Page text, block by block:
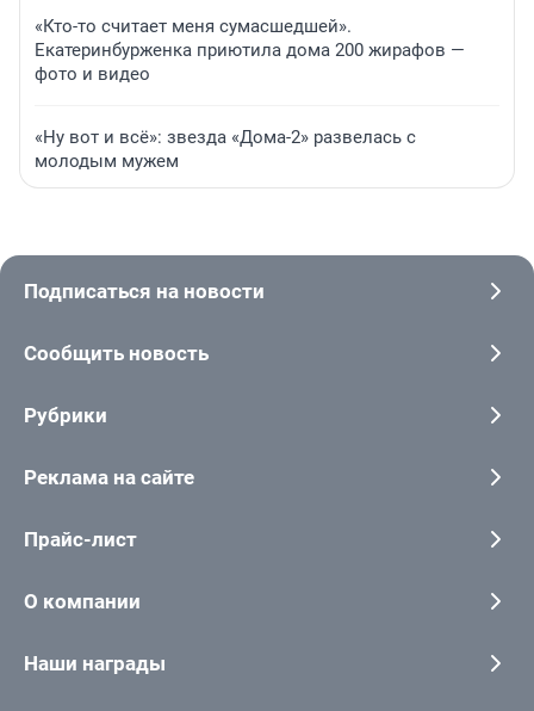
«Кто-то считает меня сумасшедшей».
Екатеринбурженка приютила дома 200 жирафов —
фото и видео
«Ну вот и всё»: звезда «Дома-2» развелась с
молодым мужем
Подписаться на новости
Сообщить новость
Рубрики
Реклама на сайте
Прайс-лист
О компании
Наши награды